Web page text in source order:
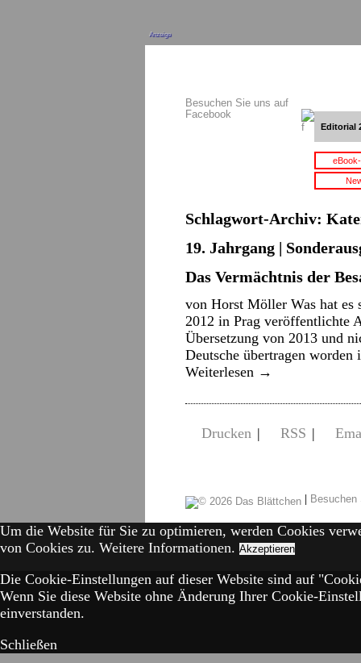
Anzeige
Besuchen Sie uns auf
Facebook
Editorial
Schlagwort-Archiv:
19. Jahrgang |
Das Vermächtnis der
von Horst Möller Was hat es
2012 in Prag veröffentlichte
Übersetzung von 2013 und
Deutsche übertragen
Weiterlesen →
Drucken | RSS |
|
Um die Website für Sie zu optimieren, werden Cookies
von Cookies zu. Weitere Informationen. Akzeptieren
Die Cookie-Einstellungen auf dieser Website sind auf
Wenn Sie diese Website ohne Änderung Ihrer Cookie-
einverstanden.
Schließen